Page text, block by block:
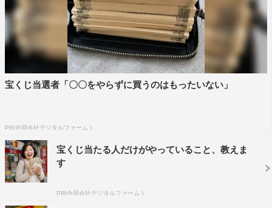
宝くじ当選者「〇〇をやらずに買うのはもったいない」
PR(合同会社デジタルファーム )
宝くじ当たる人だけがやっていること、教えま
す
PR(合同会社デジタルファーム )